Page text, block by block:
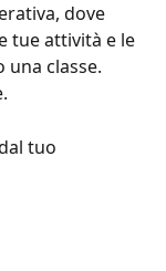
dove
tue attività e le
classe.
tuo